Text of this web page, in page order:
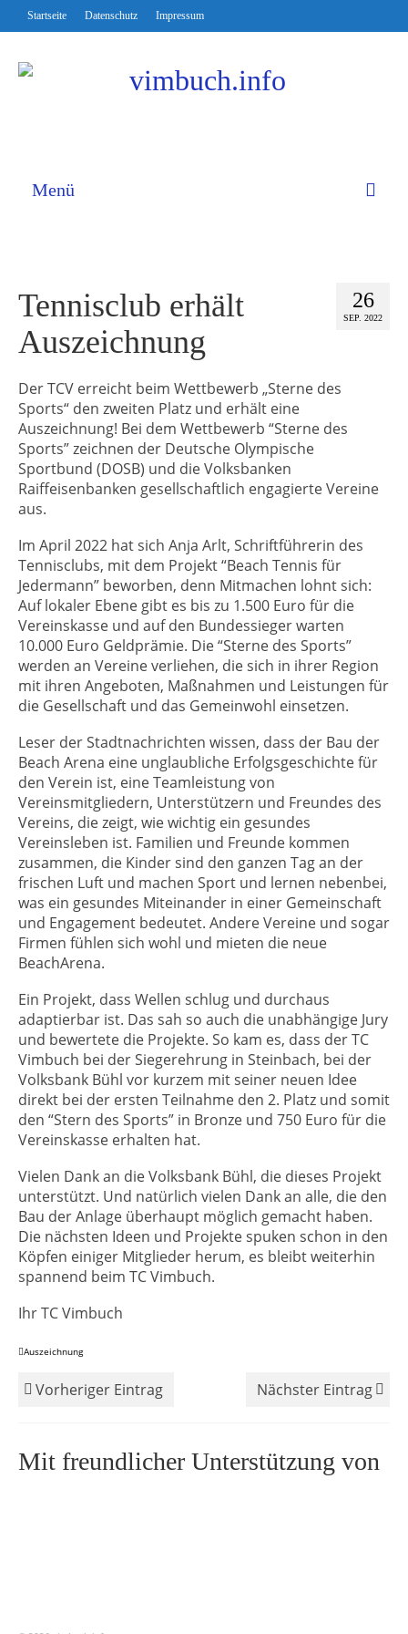
Startseite Datenschutz Impressum
Menü
26
SEP. 2022
Tennisclub erhält
Auszeichnung
Der TCV erreicht beim Wettbewerb „Sterne des
Sports“ den zweiten Platz und erhält eine
Auszeichnung! Bei dem Wettbewerb “Sterne des
Sports” zeichnen der Deutsche Olympische
Sportbund (DOSB) und die Volksbanken
Raiffeisenbanken gesellschaftlich engagierte Vereine
aus.
Im April 2022 hat sich Anja Arlt, Schriftführerin des
Tennisclubs, mit dem Projekt “Beach Tennis für
Jedermann” beworben, denn Mitmachen lohnt sich:
Auf lokaler Ebene gibt es bis zu 1.500 Euro für die
Vereinskasse und auf den Bundessieger warten
10.000 Euro Geldprämie. Die “Sterne des Sports”
werden an Vereine verliehen, die sich in ihrer Region
mit ihren Angeboten, Maßnahmen und Leistungen für
die Gesellschaft und das Gemeinwohl einsetzen.
Leser der Stadtnachrichten wissen, dass der Bau der
Beach Arena eine unglaubliche Erfolgsgeschichte für
den Verein ist, eine Teamleistung von
Vereinsmitgliedern, Unterstützern und Freundes des
Vereins, die zeigt, wie wichtig ein gesundes
Vereinsleben ist. Familien und Freunde kommen
zusammen, die Kinder sind den ganzen Tag an der
frischen Luft und machen Sport und lernen nebenbei,
was ein gesundes Miteinander in einer Gemeinschaft
und Engagement bedeutet. Andere Vereine und sogar
Firmen fühlen sich wohl und mieten die neue
BeachArena.
Ein Projekt, dass Wellen schlug und durchaus
adaptierbar ist. Das sah so auch die unabhängige Jury
und bewertete die Projekte. So kam es, dass der TC
Vimbuch bei der Siegerehrung in Steinbach, bei der
Volksbank Bühl vor kurzem mit seiner neuen Idee
direkt bei der ersten Teilnahme den 2. Platz und somit
den “Stern des Sports” in Bronze und 750 Euro für die
Vereinskasse erhalten hat.
Vielen Dank an die Volksbank Bühl, die dieses Projekt
unterstützt. Und natürlich vielen Dank an alle, die den
Bau der Anlage überhaupt möglich gemacht haben.
Die nächsten Ideen und Projekte spuken schon in den
Köpfen einiger Mitglieder herum, es bleibt weiterhin
spannend beim TC Vimbuch.
Ihr TC Vimbuch
Auszeichnung
Vorheriger Eintrag Nächster Eintrag
Mit freundlicher Unterstützung von